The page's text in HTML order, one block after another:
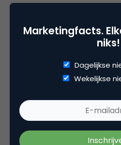
Aandacht is schaars en
strategie die de aandacht
naar het merk kan brengen.
aandacht naar en
niet afhankelijk is van kennis
blootstelling vergroten,
Marketingfacts.
niks!
Dagelijkse
Wekelijkse